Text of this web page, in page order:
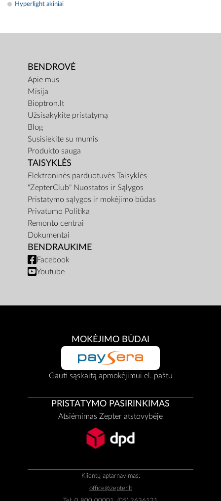
Hyperlight akiniai
BENDROVĖ
Apie mus
Misija
Bioptron.lt
Užsisakykite pristatymą
Blog
Susisiekite su mumis
Produkto sauga
TAISYKLĖS
Elektroninės parduotuvės Taisyklės
"ZepterClub" Nuostatos ir Sąlygos
Pristatymo sąlygos ir mokėjimo būdas
Privatumo Politika
Remonto centrai
Dokumentai
BENDRAUKIME
Facebook
Youtube
MOKĖJIMO BŪDAI
Gauti sąskaitą apmokėjimui el. paštu
PRISTATYMO PASIRINKIMAS
Atsiėmimas Zepter atstovybėje
Klientų aptarnavimas:
office@zepter.lt